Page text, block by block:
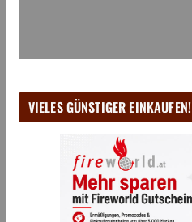
VIELES GÜNSTIGER EINKAUFEN!